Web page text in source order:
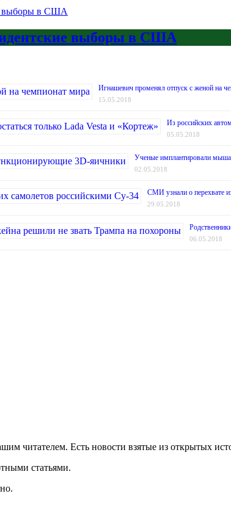
выборы в США
Игнашевич променял отпуск с женой на
15.05.2018
Из российских
05.05.2018
Ученые имплантировали
02.05.2018
СМИ узнали о перехвате
29.05.2018
06.05.2018
читателем. Есть новости взятые из открытых
статьями.